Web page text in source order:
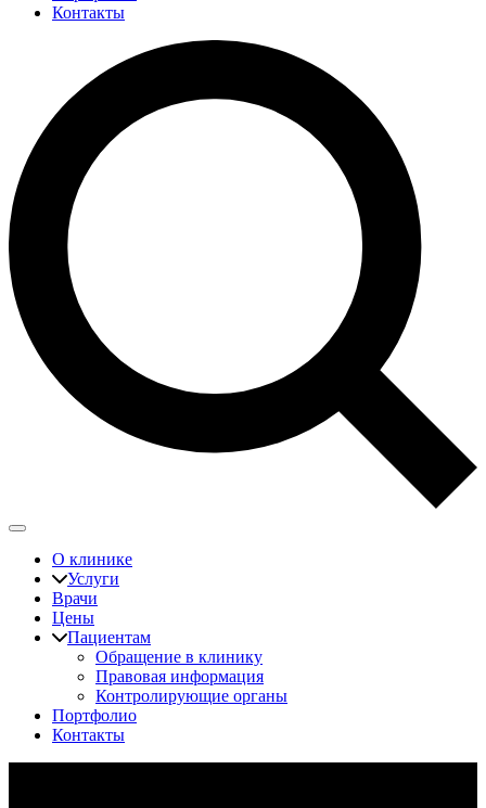
Контакты
О клинике
Услуги
Врачи
Цены
Пациентам
Обращение в клинику
Правовая информация
Контролирующие органы
Портфолио
Контакты